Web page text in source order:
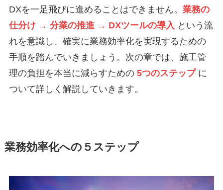
DXを一足飛びに進めることはできません。 業務の
仕分け → 分業の推進 → DXツールの導入 という流
れを意識し、確実に業務効率化を実現するための
手順を踏んでいきましょう。次の章では、施工管
理の負担を本当に減らすための 5つのステップに
ついて詳しく解説していきます。
業務効率化への５ステップ